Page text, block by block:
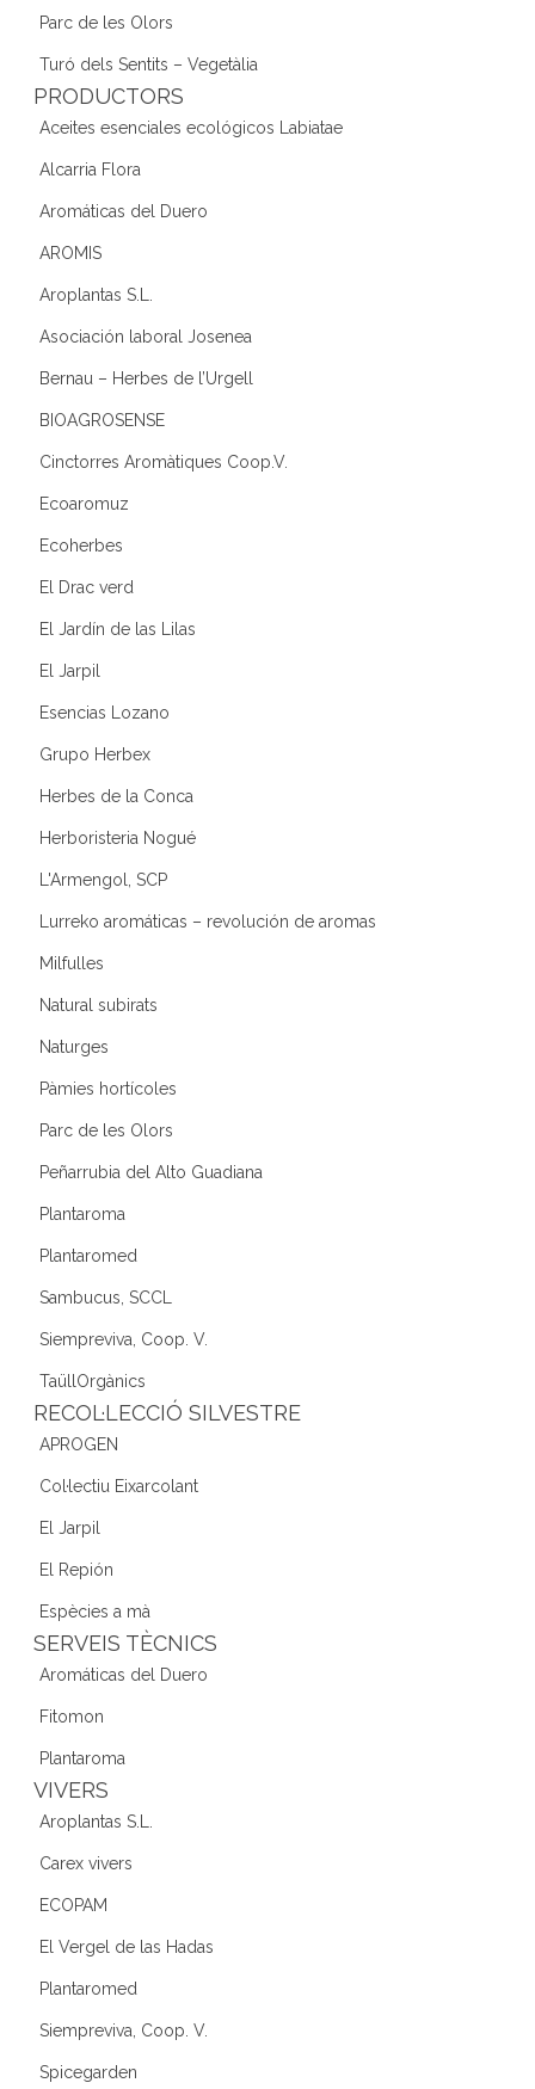
Parc de les Olors
Turó dels Sentits – Vegetàlia
PRODUCTORS
Aceites esenciales ecológicos Labiatae
Alcarria Flora
Aromáticas del Duero
AROMIS
Aroplantas S.L.
Asociación laboral Josenea
Bernau – Herbes de l’Urgell
BIOAGROSENSE
Cinctorres Aromàtiques Coop.V.
Ecoaromuz
Ecoherbes
El Drac verd
El Jardín de las Lilas
El Jarpil
Esencias Lozano
Grupo Herbex
Herbes de la Conca
Herboristeria Nogué
L'Armengol, SCP
Lurreko aromáticas – revolución de aromas
Milfulles
Natural subirats
Naturges
Pàmies hortícoles
Parc de les Olors
Peñarrubia del Alto Guadiana
Plantaroma
Plantaromed
Sambucus, SCCL
Siempreviva, Coop. V.
TaüllOrgànics
RECOL·LECCIÓ SILVESTRE
APROGEN
Col·lectiu Eixarcolant
El Jarpil
El Repión
Espècies a mà
SERVEIS TÈCNICS
Aromáticas del Duero
Fitomon
Plantaroma
VIVERS
Aroplantas S.L.
Carex vivers
ECOPAM
El Vergel de las Hadas
Plantaromed
Siempreviva, Coop. V.
Spicegarden